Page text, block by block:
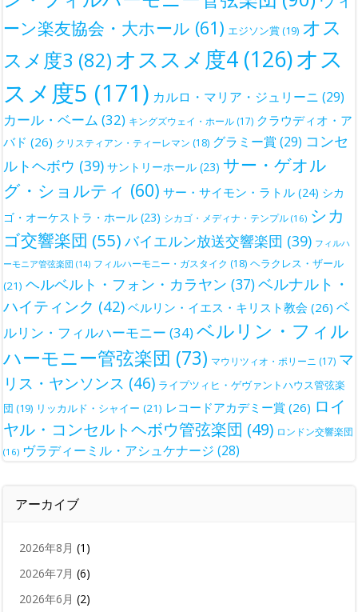
ーン楽友協会・大ホール (61) エジソン賞(19) オス
スメ度3 (82) オススメ度4 (126)オス
スメ度5 (171) カルロ・マリア・ジュリーニ (29)
カール・ベーム (32) キングズウェイ・ホール (17) クラウディオ・ア
バド (26) クリスティアン・ティーレマン (18) グラミー賞 (29) コンセ
ルトヘボウ (39) サントリーホール (23) サー・ゲオル
グ・ショルティ (60) サー・サイモン・ラトル (24) シカ
ゴ・オーケストラ・ホール (23) シカゴ・メディナ・テンプル (16) シカ
ゴ交響楽団 (55) バイエルン放送交響楽団 (39) フィルハ
ーモニア管弦楽団 (14) フィルハーモニー・ガスタイク (18) ヘラクレス・ザール
(21) ヘルベルト・フォン・カラヤン (37)ベルナルト・
ハイティンク (42) ベルリン・イエス・キリスト教会 (26) ベ
ルリン・フィルハーモニー (34)ベルリン・フィル
ハーモニー管弦楽団 (73) マウリツィオ・ポリーニ (17) マ
リス・ヤンソンス (46) ライプツィヒ・ゲヴァントハウス管弦楽
団 (19) リッカルド・シャイー (21) レコードアカデミー賞 (26) ロイ
ヤル・コンセルトヘボウ管弦楽団 (49) ロンドン交響楽団
(16) ヴラディーミル・アシュケナージ (28)
アーカイブ
2026年8月 (1)
2026年7月 (6)
2026年6月 (2)